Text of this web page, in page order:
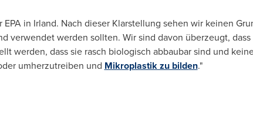
in Irland. Nach dieser Klarstellung sehen wir keinen
verwendet werden sollten. Wir sind davon überzeugt,
werden, dass sie rasch biologisch abbaubar sind und
umherzutreiben und Mikroplastik zu bilden."